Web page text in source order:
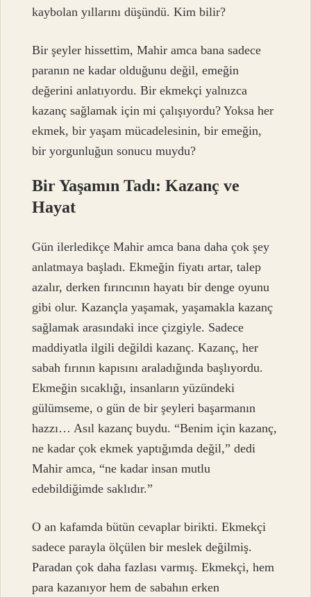
kaybolan yıllarını düşündü. Kim bilir?
Bir şeyler hissettim, Mahir amca bana sadece
paranın ne kadar olduğunu değil, emeğin
değerini anlatıyordu. Bir ekmekçi yalnızca
kazanç sağlamak için mi çalışıyordu? Yoksa her
ekmek, bir yaşam mücadelesinin, bir emeğin,
bir yorgunluğun sonucu muydu?
Bir Yaşamın Tadı: Kazanç ve
Hayat
Gün ilerledikçe Mahir amca bana daha çok şey
anlatmaya başladı. Ekmeğin fiyatı artar, talep
azalır, derken fırıncının hayatı bir denge oyunu
gibi olur. Kazançla yaşamak, yaşamakla kazanç
sağlamak arasındaki ince çizgiyle. Sadece
maddiyatla ilgili değildi kazanç. Kazanç, her
sabah fırının kapısını araladığında başlıyordu.
Ekmeğin sıcaklığı, insanların yüzündeki
gülümseme, o gün de bir şeyleri başarmanın
hazzı… Asıl kazanç buydu. “Benim için kazanç,
ne kadar çok ekmek yaptığımda değil,” dedi
Mahir amca, “ne kadar insan mutlu
edebildiğimde saklıdır.”
O an kafamda bütün cevaplar birikti. Ekmekçi
sadece parayla ölçülen bir meslek değilmiş.
Paradan çok daha fazlası varmış. Ekmekçi, hem
para kazanıyor hem de sabahın erken